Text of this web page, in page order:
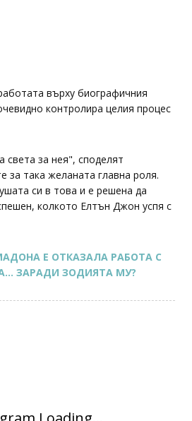
върху биографичния
контролира целия процес
света за нея", споделят
за така желаната главна роля.
си в това и е решена да
колкото Елтън Джон успя с
Е ОТКАЗАЛА РАБОТА С
ЗАРАДИ ЗОДИЯТА МУ?